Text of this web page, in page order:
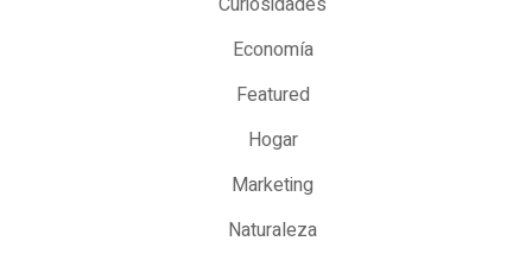
Economía
Featured
Hogar
Marketing
Naturaleza